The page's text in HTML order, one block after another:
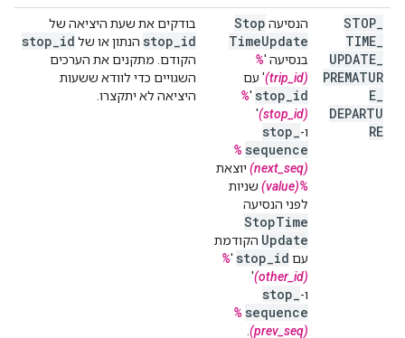
STOP
TIME
UPDATE
PREMATUR
E
DEPARTU
RE
הנסיעה Stop
TimeUpdate
בנסיעה '%
(trip_id)
' עם
stop id
'
%
(stop_id)
'
ו-
stop
sequence
%
(next_seq)
יוצאת
%(value)
שניות
לפני הנסיעה
StopTime
Update הקודמת
עם
stop id
'
%
(other_id)
'
ו-
stop
sequence
%
(prev_seq)
בודקים את שעת היציאה של
stop id הנתון או של stop id
הקודם. מתקנים את הערכים
השגויים כדי לוודא ששעות
היציאה לא יתקצרו.